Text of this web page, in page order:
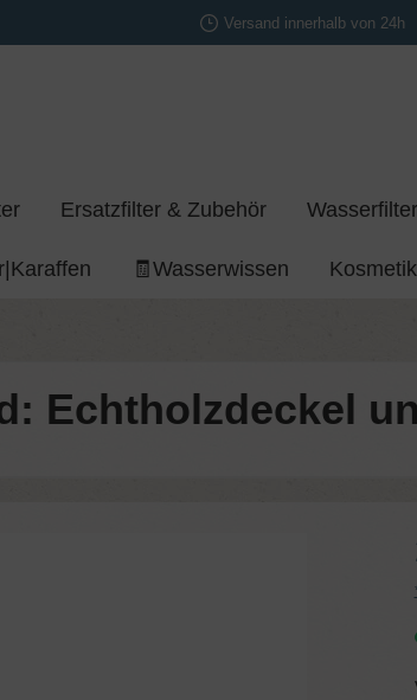
Versand innerhalb von 24h
Ersatzfilter & Zubehör
🧾Wasserwissen Kosmetik
Echtholzdeckel